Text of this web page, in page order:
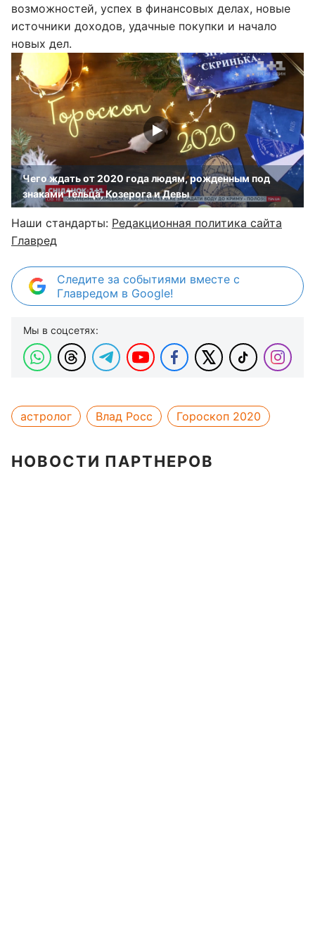
возможностей, успех в финансовых делах, новые
источники доходов, удачные покупки и начало
новых дел.
Чего ждать от 2020 года людям, рожденным под
знаками Тельца, Козерога и Девы
Наши стандарты: Редакционная политика сайта
Главред
Следите за событиями вместе с
Главредом в Google!
Мы в соцсетях:
астролог Влад Росс Гороскоп 2020
НОВОСТИ ПАРТНЕРОВ